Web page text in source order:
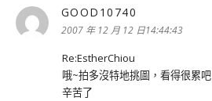
GOOD10740
示:
2007 年 12 月 12 日14:44:43
Re:EstherChiou
哦~拍多沒特地挑圖，看得很累吧
辛苦了